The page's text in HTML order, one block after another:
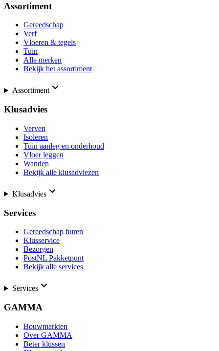
Assortiment
Gereedschap
Verf
Vloeren & tegels
Tuin
Alle merken
Bekijk het assortiment
Assortiment
Klusadvies
Verven
Isoleren
Tuin aanleg en onderhoud
Vloer leggen
Wanden
Bekijk alle klusadviezen
Klusadvies
Services
Gereedschap huren
Klusservice
Bezorgen
PostNL Pakketpunt
Bekijk alle services
Services
GAMMA
Bouwmarkten
Over GAMMA
Beter klussen